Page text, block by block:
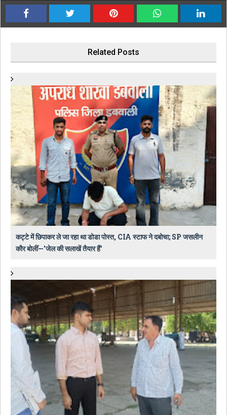
Related Posts
कट्टे में छिपाकर ले जा रहा था डोडा पोस्त, CIA स्टाफ ने दबोचा; SP जसलीन
कौर बोलीं—'जेल की सलाखें तैयार हैं'